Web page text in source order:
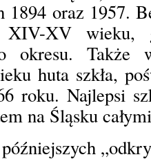
1894 oraz 1957.
XV wieku,
okresu.
huta szkła,
roku. Najlepsi
na Śląsku